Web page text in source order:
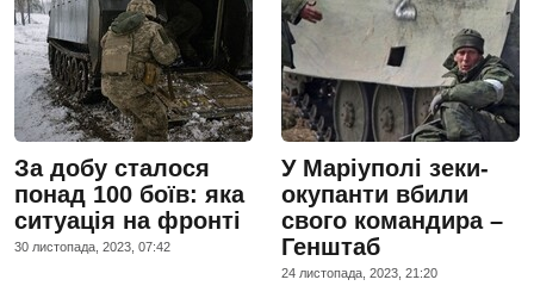
За добу сталося
понад 100 боїв: яка
ситуація на фронті
30 листопада, 2023, 07:42
У Маріуполі зеки-
окупанти вбили
свого командира –
Генштаб
24 листопада, 2023, 21:20